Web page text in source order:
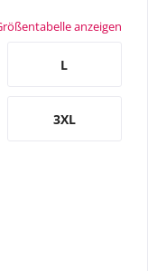
anzeigen
L
3XL